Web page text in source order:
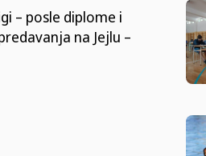
– posle diplome i
na Jejlu –